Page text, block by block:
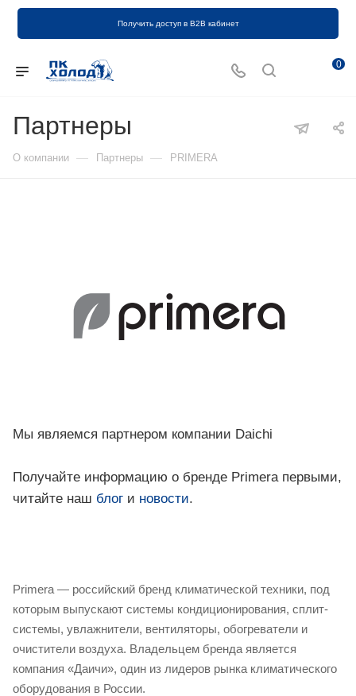
Получить доступ в B2B кабинет
0
Партнеры
О компании — Партнеры — PRIMERA
Мы являемся партнером компании Daichi
Получайте информацию о бренде Primera первыми,
читайте наш блог и новости.
Primera — российский бренд климатической техники, под
которым выпускают системы кондиционирования, сплит-
системы, увлажнители, вентиляторы, обогреватели и
очистители воздуха. Владельцем бренда является
компания «Даичи», один из лидеров рынка климатического
оборудования в России.